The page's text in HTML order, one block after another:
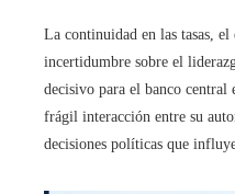
La continuidad en las tasas,
incertidumbre sobre el
decisivo para el banco central
frágil interacción entre su
decisiones políticas que